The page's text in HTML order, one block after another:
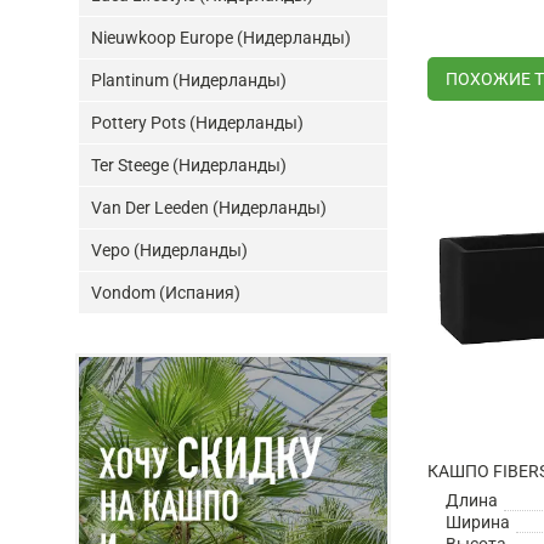
ПОХОЖИЕ
Длина
Ширина
Nieuwkoop Europe (Нидерланды)
Plantinum (Нидерланды)
Pottery Pots (Нидерланды)
Ter Steege (Нидерланды)
Van Der Leeden (Нидерланды)
Vepo (Нидерланды)
Vondom (Испания)